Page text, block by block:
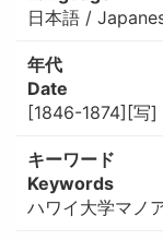
日本語 /
年代
Date
[1846-1874][写]
キーワード
Keywords
ハワイ大学マノ